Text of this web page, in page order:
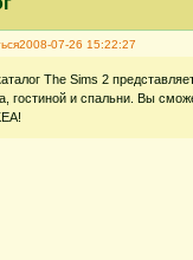
2008-07-26 15:22:27
The Sims 2
гостиной и спальни. Вы